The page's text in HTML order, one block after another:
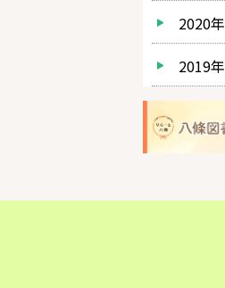
2020年
2019年